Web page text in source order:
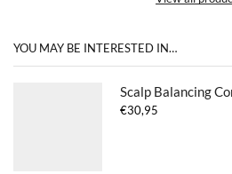
YOU MAY BE INTERESTED IN…
Scalp Balancing
€30,95